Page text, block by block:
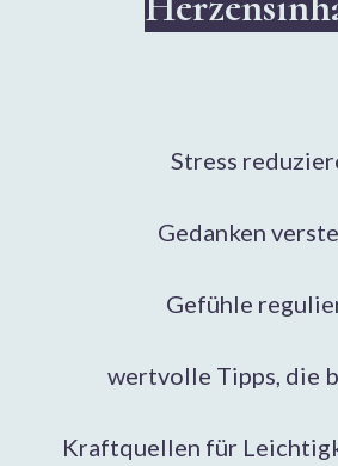
Stress
Gedanken
Gefühle
wertvolle Tipps, die
Kraftquellen für